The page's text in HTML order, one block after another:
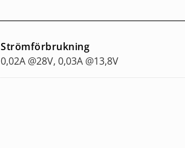
Strömförbrukning
0,02A @28V, 0,03A @13,8V